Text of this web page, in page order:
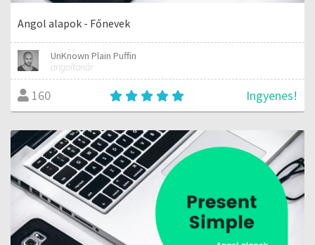
Angol alapok - Főnevek
UnKnown Plain Puffin
angoltanár
160 Ingyenes!